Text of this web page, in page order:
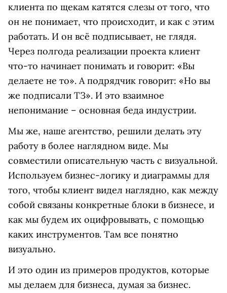
клиента по щекам катятся слезы от того, что
он не понимает, что происходит, и как с этим
работать. И он всё подписывает, не глядя.
Через полгода реализации проекта клиент
что-то начинает понимать и говорит: «Вы
делаете не то». А подрядчик говорит: «Но вы
же подписали ТЗ». И это взаимное
непонимание – основная беда индустрии.
Мы же, наше агентство, решили делать эту
работу в более наглядном виде. Мы
совместили описательную часть с визуальной.
Используем бизнес-логику и диаграммы для
того, чтобы клиент видел наглядно, как между
собой связаны конкретные блоки в бизнесе, и
как мы будем их оцифровывать, с помощью
каких инструментов. Там все понятно
визуально.
И это один из примеров продуктов, которые
мы делаем для бизнеса, думая за бизнес.